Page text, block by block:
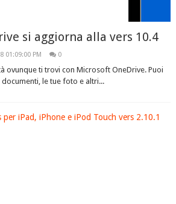
si aggiorna alla vers 10.4
01:09:00 PM 0
ovunque ti trovi con Microsoft OneDrive. Puoi
le tue foto e altri...